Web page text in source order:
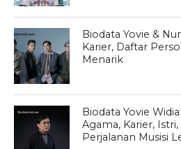
Biodata Yovie &
Karier, Daftar
Menarik
Biodata Yovie
Agama, Karier,
Perjalanan Musisi